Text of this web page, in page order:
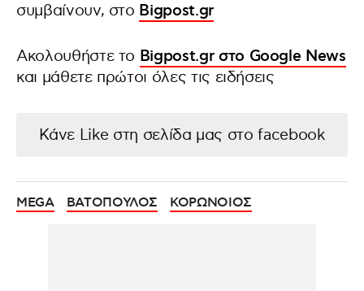
συμβαίνουν, στο Bigpost.gr
Ακολουθήστε το Bigpost.gr στο Google News
και μάθετε πρώτοι όλες τις ειδήσεις
Κάνε Like στη σελίδα μας στο facebook
MEGA ΒΑΤΟΠΟΥΛΟΣ ΚΟΡΩΝΟΙΟΣ